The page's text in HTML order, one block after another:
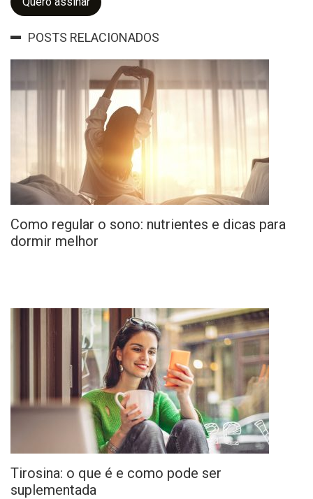
POSTS RELACIONADOS
Como regular o sono: nutrientes e dicas para
dormir melhor
Tirosina: o que é e como pode ser
suplementada